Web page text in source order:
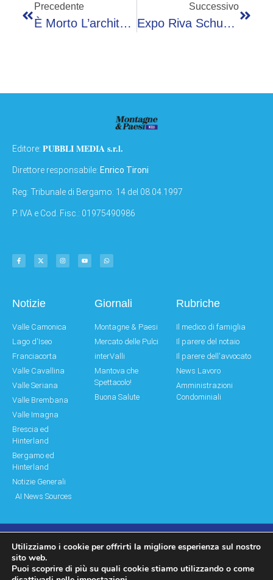
Precedente
È Morto L’architetto Gianandrea Barreca, Tra Gli Autori Del Bosco Verticale
Successivo
Expo Riva Schuh E Gardabags 105, Un’intelligenza Collettiva Per Governare Mutamenti Mercato
Editore: PUBBLI MEDIA s.r.l.
Direttore responsabile: Enrico Tironi
Reg: Tribunale di Bergamo: 14 del 08.04.1997
P. IVA e Cod. Fisc.: 01975490986
Notizie
Valle Camonica
Lago d'Iseo
Franciacorta
Valle Cavallina
Valle Seriana
Valle Brembana
Valle Imagna
Brescia ed
Hinterland
Bergamo ed
Hinterland
Notizie Generali
AI News Sources
Giornali
Montagne & Paesi
Mercato delle Pulci
interValli
Mantova che
Spettacolo!
Buona Salute
Rubriche
Il medico di famiglia
Il parere del notaio
Il parere dell'avvocato
News Lavoro
Amministrazioni
Condominiali
© Copyright 2011 – 2026 Montagne & Paesi
Log In|Log Out Privacy Policy
Utilizziamo i cookie per offrirti la migliore esperienza sul nostro
sito web.
Puoi scoprire di più su quali cookie stiamo utilizzando o come